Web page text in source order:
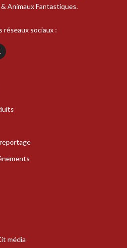
Animaux Fantastiques.
réseaux sociaux :
média